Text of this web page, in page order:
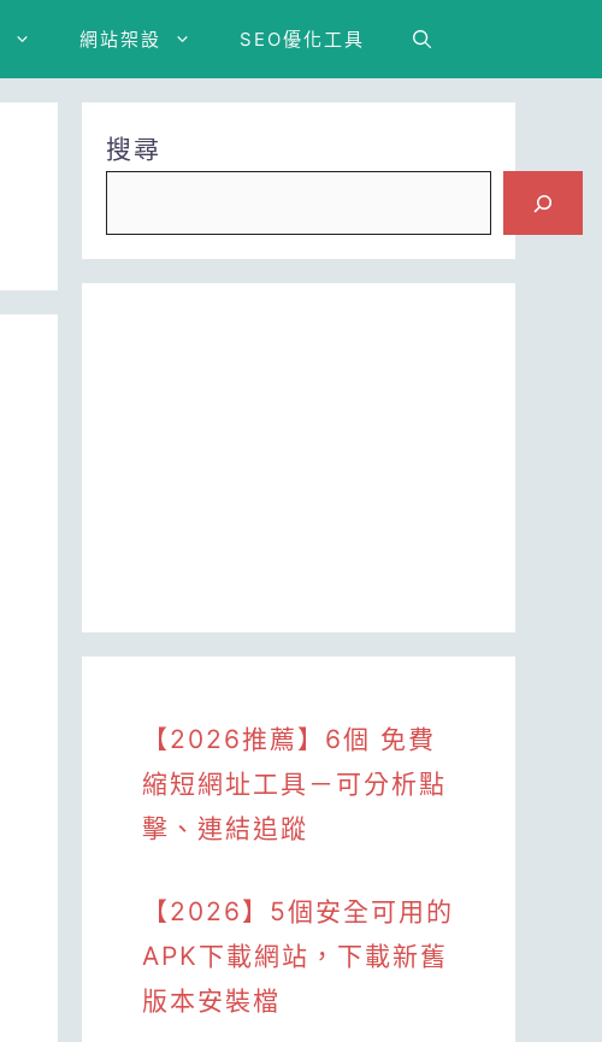
網站架設 SEO優化工具
搜尋
【2026推薦】6個 免費
縮短網址工具－可分析點
擊、連結追蹤
【2026】5個安全可用的
APK下載網站，下載新舊
版本安裝檔